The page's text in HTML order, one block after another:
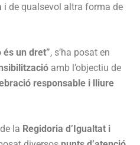
i de qualsevol altra forma de
és un dret”, s’ha posat en
amb l’objectiu de
responsable i lliure
la Regidoria d’Igualtat i